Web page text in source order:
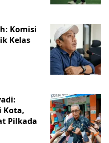
Komisi
Kelas
Kota,
Pilkada